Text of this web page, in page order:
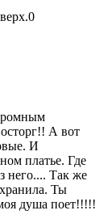
0
А вот
И
платье. Где
него.... Так же
Ты
душа поет!!!!!